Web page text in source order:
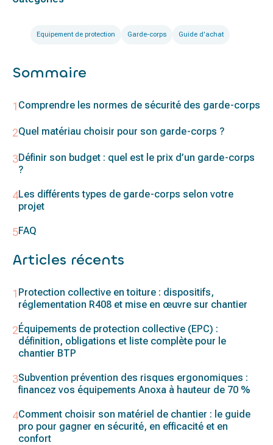
Equipement de protection Garde-corps Guide d'achat
Sommaire
Comprendre les normes de sécurité des garde-corps
Quel matériau choisir pour son garde-corps ?
Définir son budget : quel est le prix d’un garde-corps
?
Les différents types de garde-corps selon votre
projet
FAQ
Articles récents
Protection collective en toiture : dispositifs,
réglementation R408 et mise en œuvre sur chantier
Équipements de protection collective (EPC) :
définition, obligations et liste complète pour le
chantier BTP
Subvention prévention des risques ergonomiques :
financez vos équipements Anoxa à hauteur de 70 %
Comment choisir son matériel de chantier : le guide
pro pour gagner en sécurité, en efficacité et en
confort